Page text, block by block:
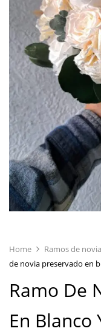
Home Ramos de novia
de novia preservado en
Ramo De
En Blanco